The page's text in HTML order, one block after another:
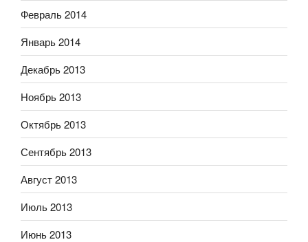
Февраль 2014
Январь 2014
Декабрь 2013
Ноябрь 2013
Октябрь 2013
Сентябрь 2013
Август 2013
Июль 2013
Июнь 2013